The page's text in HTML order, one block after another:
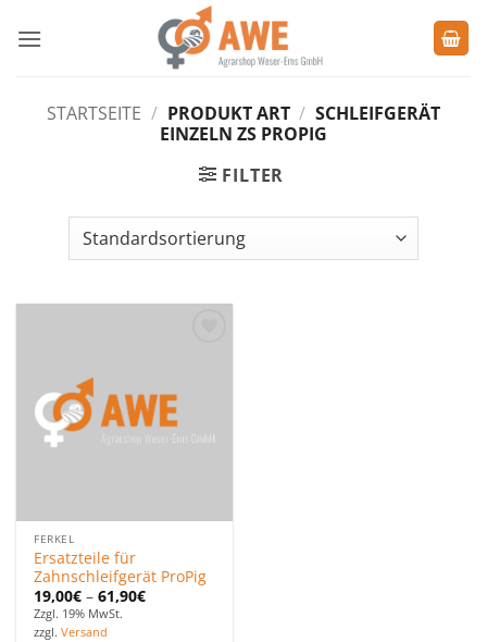
Inhalt
STARTSEITE / PRODUKT ART / SCHLEIFGERÄT
EINZELN ZS PROPIG
FILTER
FERKEL
Ersatzteile für
Zahnschleifgerät ProPig
19,00€ –61,90€
Zzgl. 19% MwSt.
zzgl.Versand